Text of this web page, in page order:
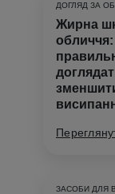
ДОГЛЯД ЗА
Жирна
обличчя:
ЗАСОБИ ДЛЯ